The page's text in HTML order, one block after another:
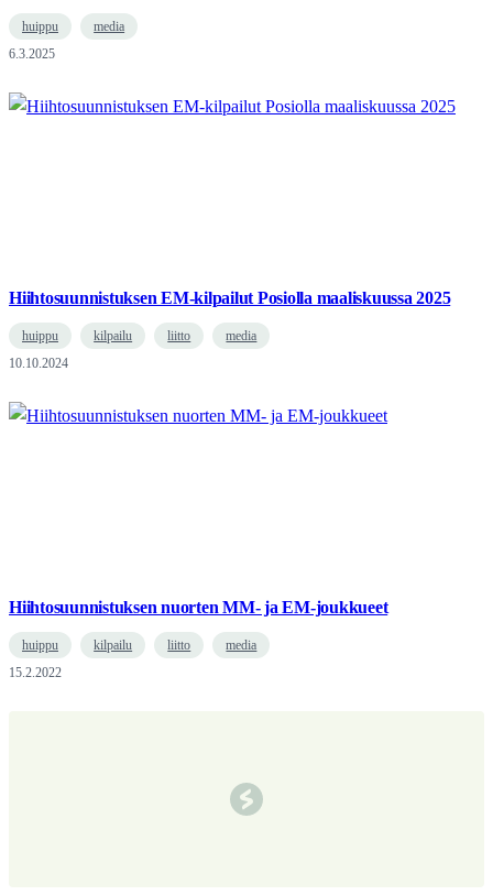
huippu
media
6.3.2025
Hiihtosuunnistuksen EM-kilpailut Posiolla maaliskuussa 2025
huippu kilpailu liitto
media
10.10.2024
Hiihtosuunnistuksen nuorten MM- ja EM-joukkueet
huippu kilpailu liitto
media
15.2.2022